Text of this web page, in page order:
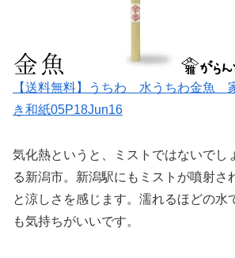
【送料無料】うちわ 水うちわ金魚
き和紙05P18Jun16
気化熱というと、ミストではないでし
る新潟市。新潟駅にもミストが噴射さ
と涼しさを感じます。濡れるほどの水
も気持ちがいいです。